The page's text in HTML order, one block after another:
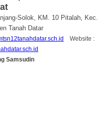
Solok, KM. 10 Pitalah, Kec.
Tanah Datar
Website :
Samsudin